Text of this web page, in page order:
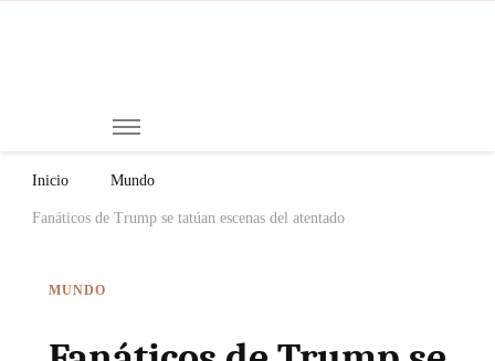
Inicio Mundo
Fanáticos de Trump se tatúan escenas del atentado
MUNDO